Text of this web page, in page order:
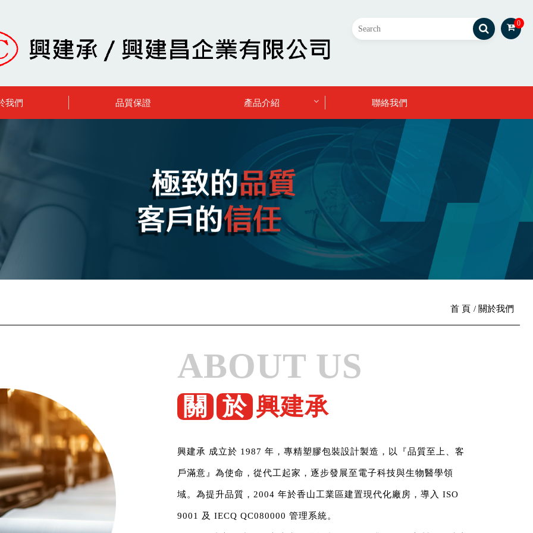
0
我們 品質保證 產品介紹 聯絡我們
首 頁 關於我們
ABOUT US
關 於 興建承
興建承 成立於 1987 年，專精塑膠包裝設計製造，以『品質至上、客
戶滿意』為使命，從代工起家，逐步發展至電子科技與生物醫學領
域。為提升品質，2004 年於香山工業區建置現代化廠房，導入 ISO
9001 及 IECQ QC080000 管理系統。